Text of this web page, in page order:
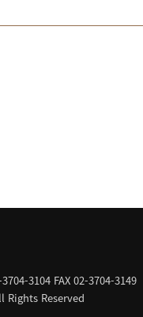
3104 FAX 02-3704-3149
Rights Reserved